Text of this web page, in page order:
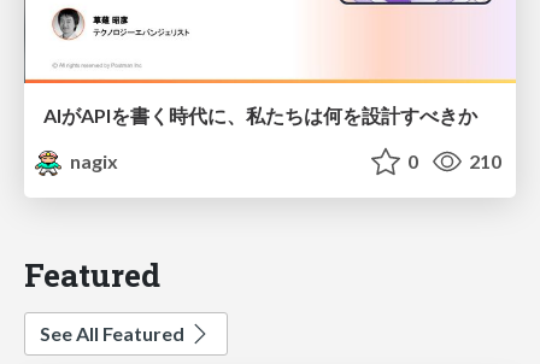
AIがAPIを書く時代に、私たちは何を設計すべきか
nagix
0 210
Featured
See All Featured